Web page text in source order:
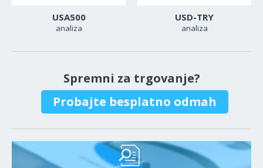
USA500
analiza
USD-TRY
analiza
Spremni za trgovanje?
Probajte besplatno odmah